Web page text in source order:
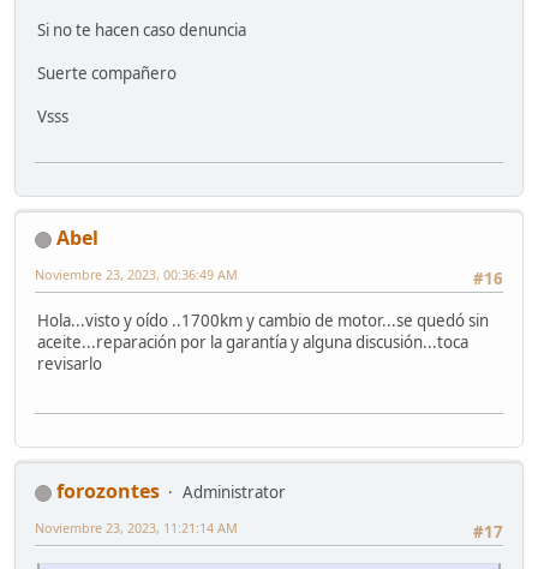
Si no te hacen caso denuncia
Suerte compañero
Vsss
Abel
#16
Noviembre 23, 2023, 00:36:49 AM
Hola...visto y oído ..1700km y cambio de motor...se quedó sin
aceite...reparación por la garantía y alguna discusión...toca
revisarlo
forozontes
Administrator
#17
Noviembre 23, 2023, 11:21:14 AM